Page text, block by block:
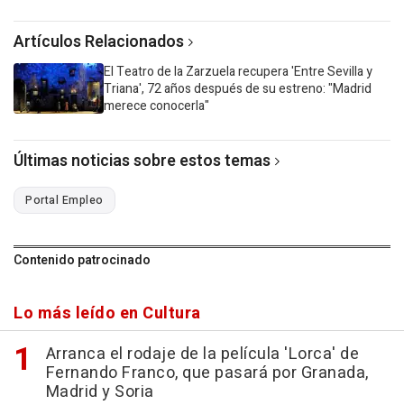
Artículos Relacionados
El Teatro de la Zarzuela recupera 'Entre Sevilla y
Triana', 72 años después de su estreno: "Madrid
merece conocerla"
Últimas noticias sobre estos temas
Portal Empleo
Contenido patrocinado
Lo más leído en Cultura
Arranca el rodaje de la película 'Lorca' de
Fernando Franco, que pasará por Granada,
Madrid y Soria